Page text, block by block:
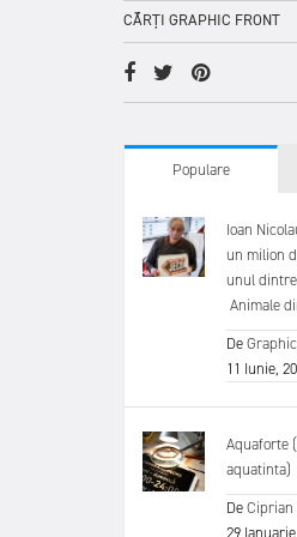
CĂRȚI GRAPHIC FRONT
Populare
Ioan
un milion
unul
Animale
De
11 Iunie,
Aquaforte
aquatinta)
DeCiprian
29